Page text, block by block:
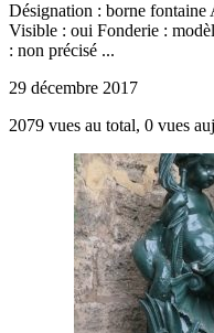
Désignation : borne fontaine
Visible : oui Fonderie :
: non précisé ...
29 décembre 2017
2079 vues au total, 0 vues